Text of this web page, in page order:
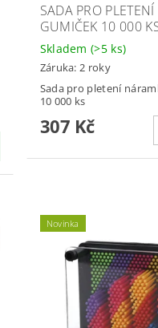
SADA PRO
GUMIČEK 10 000
Skladem(>5 ks)
Záruka: 2 roky
Sada pro pletení
10 000 ks
307 Kč
Novinka